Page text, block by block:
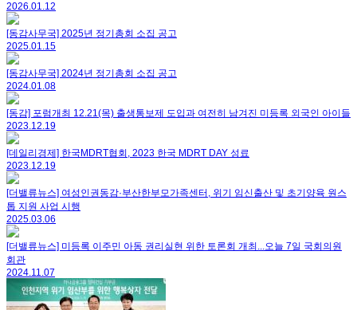
2026.01.12
[동감사무국] 2025년 정기총회 소집 공고
2025.01.15
[동감사무국] 2024년 정기총회 소집 공고
2024.01.08
[동감] 포럼개최 12.21(목) 출생통보제 도입과 여전히 남겨진 미등록 외국인 아이들
2023.12.19
[데일리경제] 한국MDRT협회, 2023 한국 MDRT DAY 성료
2023.12.19
[더밸류뉴스] 여성인권동감·부산한부모가족센터, 위기 임신출산 및 초기양육 원스
톱 지원 사업 시행
2025.03.06
[더밸류뉴스] 미등록 이주민 아동 권리실현 위한 토론회 개최...오늘 7일 국회의원
회관
2024.11.07